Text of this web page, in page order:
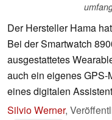
Der Hersteller Hama
Bei der Smartwatch
ausgestattetes
auch ein eigenes GPS-
eines digitalen
Silvio Werner,